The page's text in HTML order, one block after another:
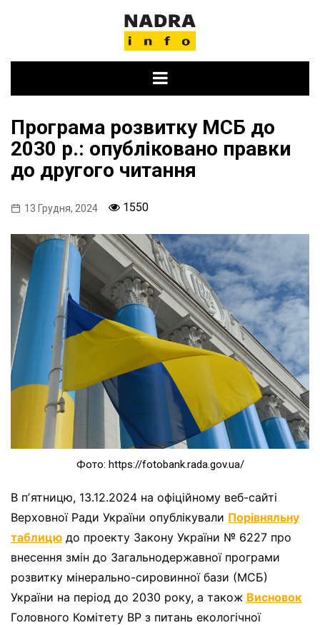
Програма розвитку МСБ до
2030 р.: опубліковано правки
до другого читання
13 Грудня, 2024 1550
Фото: https://fotobank.rada.gov.ua/
В пʼятницю, 13.12.2024 на офіційному веб-сайті
Верховної Ради України опублікували Порівняльну
таблицю до проекту Закону України № 6227 про
внесення змін до Загальнодержавної програми
розвитку мінерально-сировинної бази (МСБ)
України на період до 2030 року, а також Висновок
Головного Комітету ВР з питань екологічної